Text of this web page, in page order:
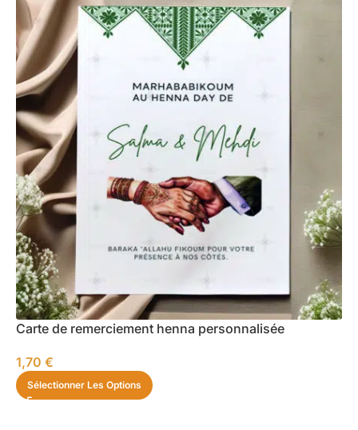
Carte de remerciement henna personnalisée
1,70 €
Sélectionner Les Options